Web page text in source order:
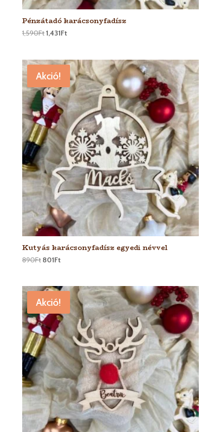
Pénzátadó karácsonyfadísz
1,590Ft1,431Ft
Akció!
Kutyás karácsonyfadísz egyedi névvel
890Ft 801Ft
Akció!